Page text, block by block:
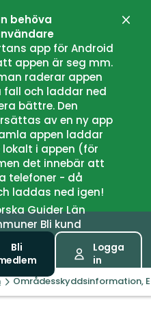
behöva
app för Android
appen är seg mm.
raderar appen
fall och laddar ned
bättre. Den
av en ny app
appen laddar
i appen (för
det innebär att
telefoner - då
laddas ned igen!
GuiderLän
Bli kund
Bli
Logga
in
Områdesskyddsinformation,